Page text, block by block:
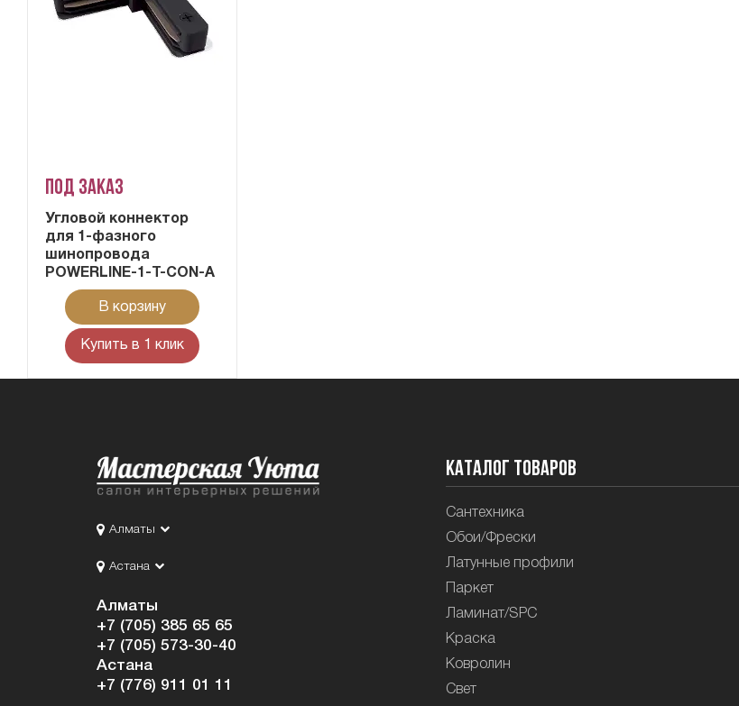
Под заказ
Угловой коннектор
для 1-фазного
шинопровода
POWERLINE-1-T-CON-A
В корзину
Купить в 1 клик
Алматы
Астана
Алматы
+7 (705) 385 65 65
+7 (705) 573-30-40
Астана
+7 (776) 911 01 11
Каталог товаров
Сантехника
Обои/Фрески
Латунные профили
Паркет
Ламинат/SPC
Краска
Ковролин
Свет